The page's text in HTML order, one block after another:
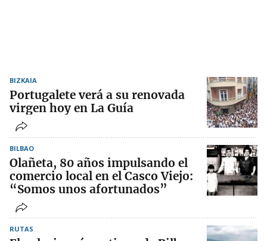
BIZKAIA
Portugalete verá a su renovada
virgen hoy en La Guía
BILBAO
Olañeta, 80 años impulsando el
comercio local en el Casco Viejo:
“Somos unos afortunados”
RUTAS